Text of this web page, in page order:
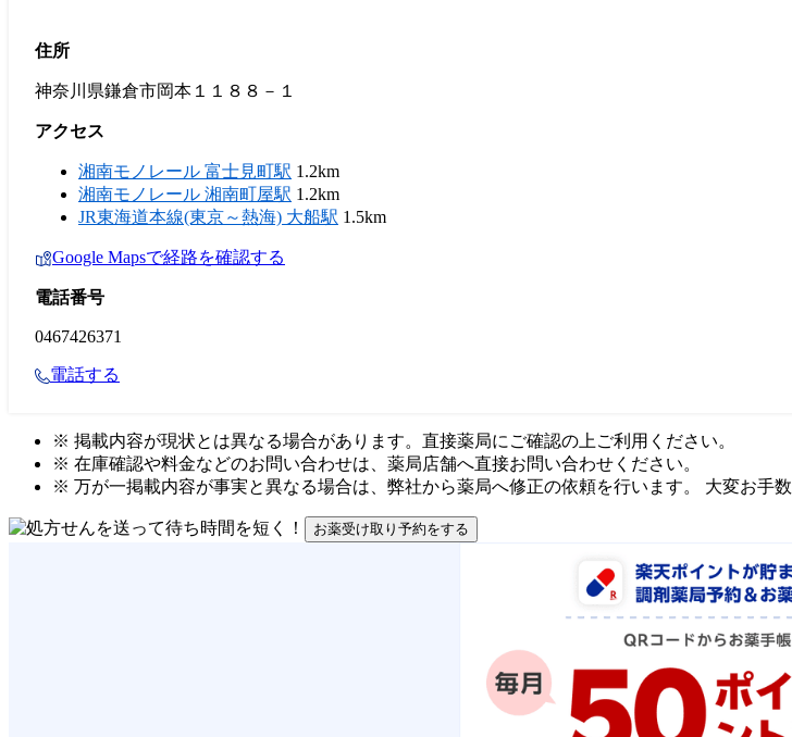
住所
神奈川県鎌倉市岡本１１８８－１
アクセス
湘南モノレール 富士見町駅 1.2km
湘南モノレール 湘南町屋駅 1.2km
JR東海道本線(東京～熱海) 大船駅 1.5km
Google Mapsで経路を確認する
電話番号
0467426371
電話する
※ 掲載内容が現状とは異なる場合があります。直接薬局にご確認の上ご利用ください。
※ 在庫確認や料金などのお問い合わせは、薬局店舗へ直接お問い合わせください。
※ 万が一掲載内容が事実と異なる場合は、弊社から薬局へ修正の依頼を行います。 大変お手
お薬受け取り予約をする